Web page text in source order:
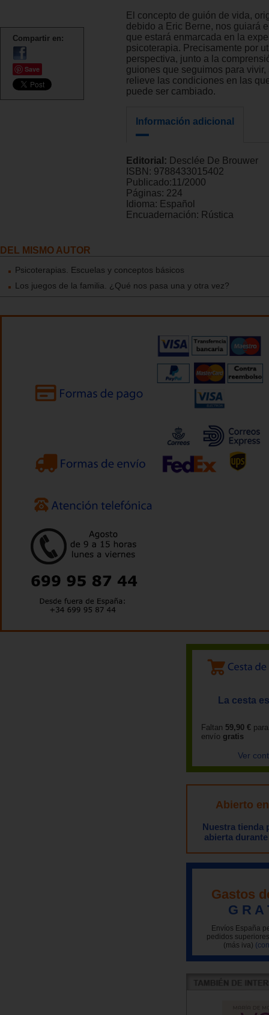
Compartir en:
Save
El concepto de guión de vida,
debido a Eric Berne, nos guiará
que estará enmarcada en la
psicoterapia. Precisamente por
perspectiva, junto a la
guiones que seguimos para
relieve las condiciones en las
puede ser cambiado.
Información adicional
Editorial: Desclée De Brouwer
ISBN: 9788433015402
Publicado:11/2000
Páginas: 224
Idioma: Español
Encuadernación: Rústica
DEL MISMO AUTOR
Psicoterapias. Escuelas y conceptos básicos
Los juegos de la familia. ¿Qué nos pasa una y otra vez?
La cesta
Faltan 59,90 €
envío gratis
Ver
Abierto
Nuestra tienda
abierta
Gastos
G R A
Envíos España
pedidos
(más iva)